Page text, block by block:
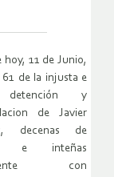
hoy, 11 de Junio,
61 de la injusta e
detención y
de Javier
decenas de
e inteñas
con